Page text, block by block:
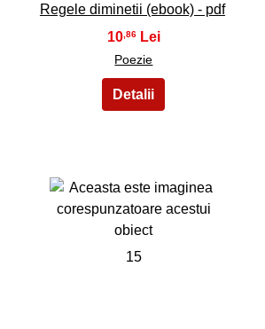
Regele diminetii (ebook) - pdf
10,86
Poezie
15